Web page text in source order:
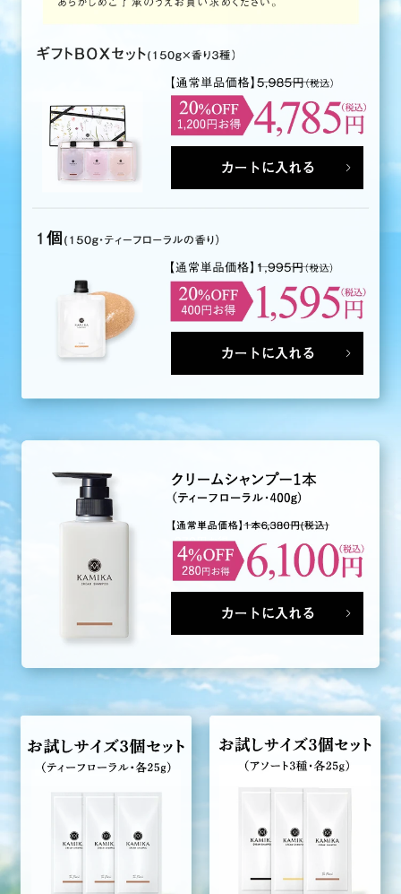
カートに入れる
カートに入れる
カートに入れる